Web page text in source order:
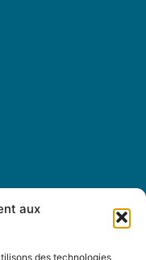
aux
des technologies